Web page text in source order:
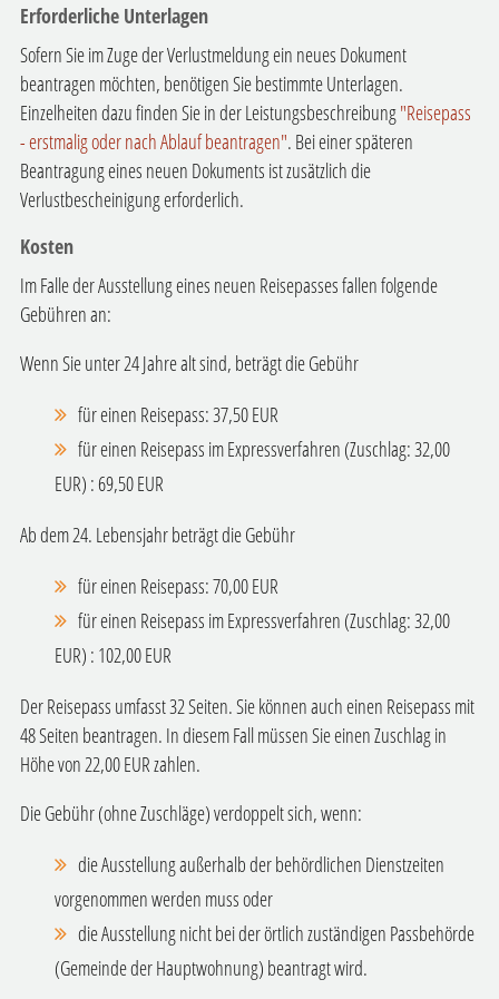
Erforderliche Unterlagen
Sofern Sie im Zuge der Verlustmeldung ein neues Dokument
beantragen möchten, benötigen Sie bestimmte Unterlagen.
Einzelheiten dazu finden Sie in der Leistungsbeschreibung"Reisepass
- erstmalig oder nach Ablauf beantragen". Bei einer späteren
Beantragung eines neuen Dokuments ist zusätzlich die
Verlustbescheinigung erforderlich.
Kosten
Im Falle der Ausstellung eines neuen Reisepasses fallen folgende
Gebühren an:
Wenn Sie unter 24 Jahre alt sind, beträgt die Gebühr
für einen Reisepass: 37,50 EUR
für einen Reisepass im Expressverfahren (Zuschlag: 32,00
EUR) : 69,50 EUR
Ab dem 24. Lebensjahr beträgt die Gebühr
für einen Reisepass: 70,00 EUR
für einen Reisepass im Expressverfahren (Zuschlag: 32,00
EUR) : 102,00 EUR
Der Reisepass umfasst 32 Seiten. Sie können auch einen Reisepass mit
48 Seiten beantragen. In diesem Fall müssen Sie einen Zuschlag in
Höhe von 22,00 EUR zahlen.
Die Gebühr (ohne Zuschläge) verdoppelt sich, wenn:
die Ausstellung außerhalb der behördlichen Dienstzeiten
vorgenommen werden muss oder
die Ausstellung nicht bei der örtlich zuständigen Passbehörde
(Gemeinde der Hauptwohnung) beantragt wird.